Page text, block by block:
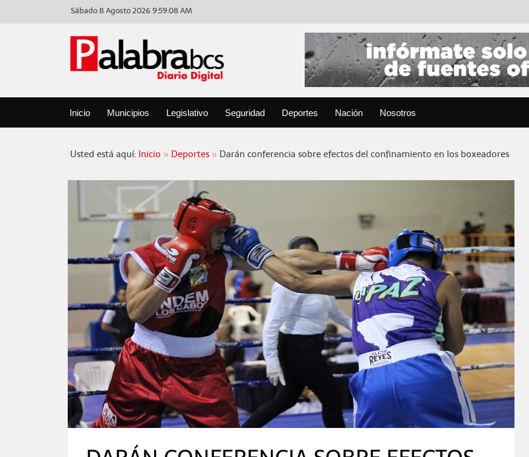
Sábado 8 Agosto 20269:59:09 AM
Inicio Municipios Legislativo Seguridad Deportes Nación Nosotros
Usted está aquí: Inicio Deportes Darán conferencia sobre efectos del confinamiento en los boxeadores